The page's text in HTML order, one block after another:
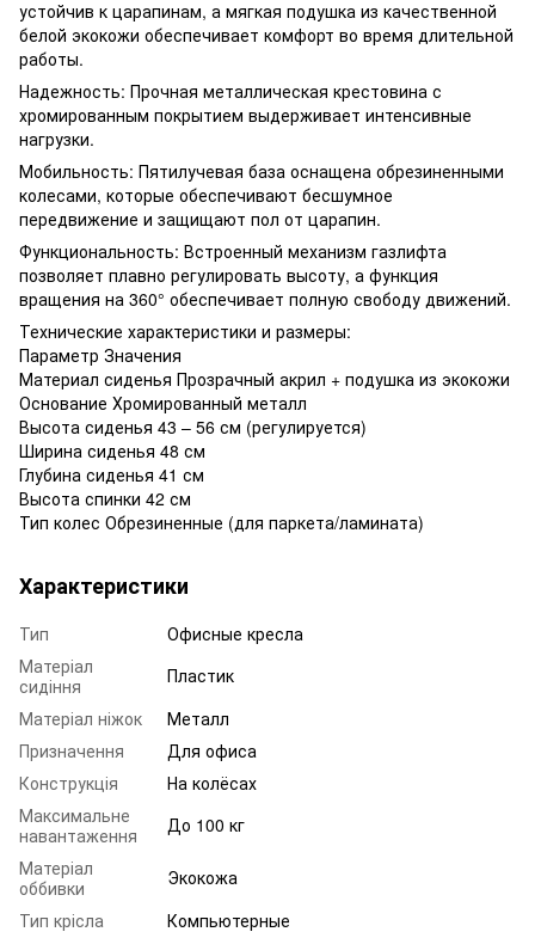
устойчив к царапинам, а мягкая подушка из качественной
белой экокожи обеспечивает комфорт во время длительной
работы.
Надежность: Прочная металлическая крестовина с
хромированным покрытием выдерживает интенсивные
нагрузки.
Мобильность: Пятилучевая база оснащена обрезиненными
колесами, которые обеспечивают бесшумное
передвижение и защищают пол от царапин.
Функциональность: Встроенный механизм газлифта
позволяет плавно регулировать высоту, а функция
вращения на 360° обеспечивает полную свободу движений.
Технические характеристики и размеры:
Параметр Значения
Материал сиденья Прозрачный акрил + подушка из экокожи
Основание Хромированный металл
Высота сиденья 43 – 56 см (регулируется)
Ширина сиденья 48 см
Глубина сиденья 41 см
Высота спинки 42 см
Тип колес Обрезиненные (для паркета/ламината)
Характеристики
Тип
Офисные кресла
Матеріал
сидіння
Пластик
Матеріал ніжок
Металл
Призначення
Для офиса
Конструкція
На колёсах
Максимальне
навантаження
До 100 кг
Матеріал
оббивки
Экокожа
Тип крісла
Компьютерные